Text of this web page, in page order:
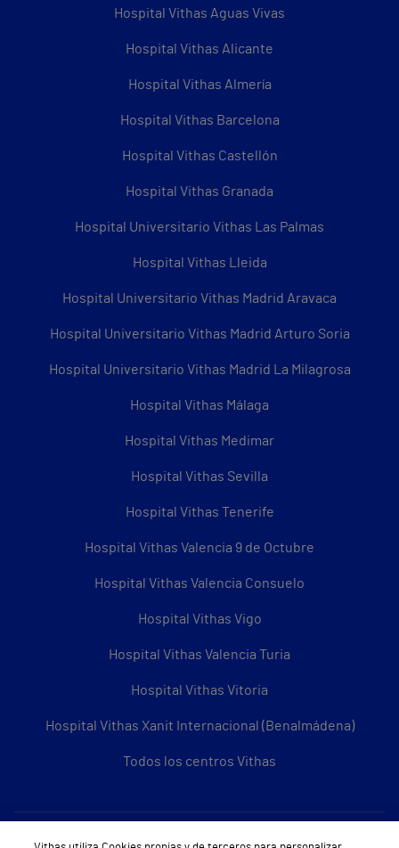
Hospital Vithas Aguas Vivas
Hospital Vithas Alicante
Hospital Vithas Almería
Hospital Vithas Barcelona
Hospital Vithas Castellón
Hospital Vithas Granada
Hospital Universitario Vithas Las Palmas
Hospital Vithas Lleida
Hospital Universitario Vithas Madrid Aravaca
Hospital Universitario Vithas Madrid Arturo Soria
Hospital Universitario Vithas Madrid La Milagrosa
Hospital Vithas Málaga
Hospital Vithas Medimar
Hospital Vithas Sevilla
Hospital Vithas Tenerife
Hospital Vithas Valencia 9 de Octubre
Hospital Vithas Valencia Consuelo
Hospital Vithas Vigo
Hospital Vithas Valencia Turia
Hospital Vithas Vitoria
Hospital Vithas Xanit Internacional (Benalmádena)
Todos los centros Vithas
Sobre Vithas